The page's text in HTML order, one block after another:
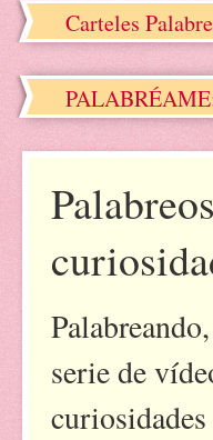
Carteles
serie de